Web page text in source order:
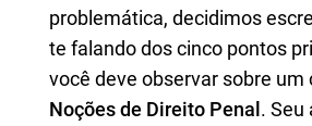
problemática, decidimos
te falando dos cinco pontos
você deve observar sobre um
Noções de Direito Penal. Seu